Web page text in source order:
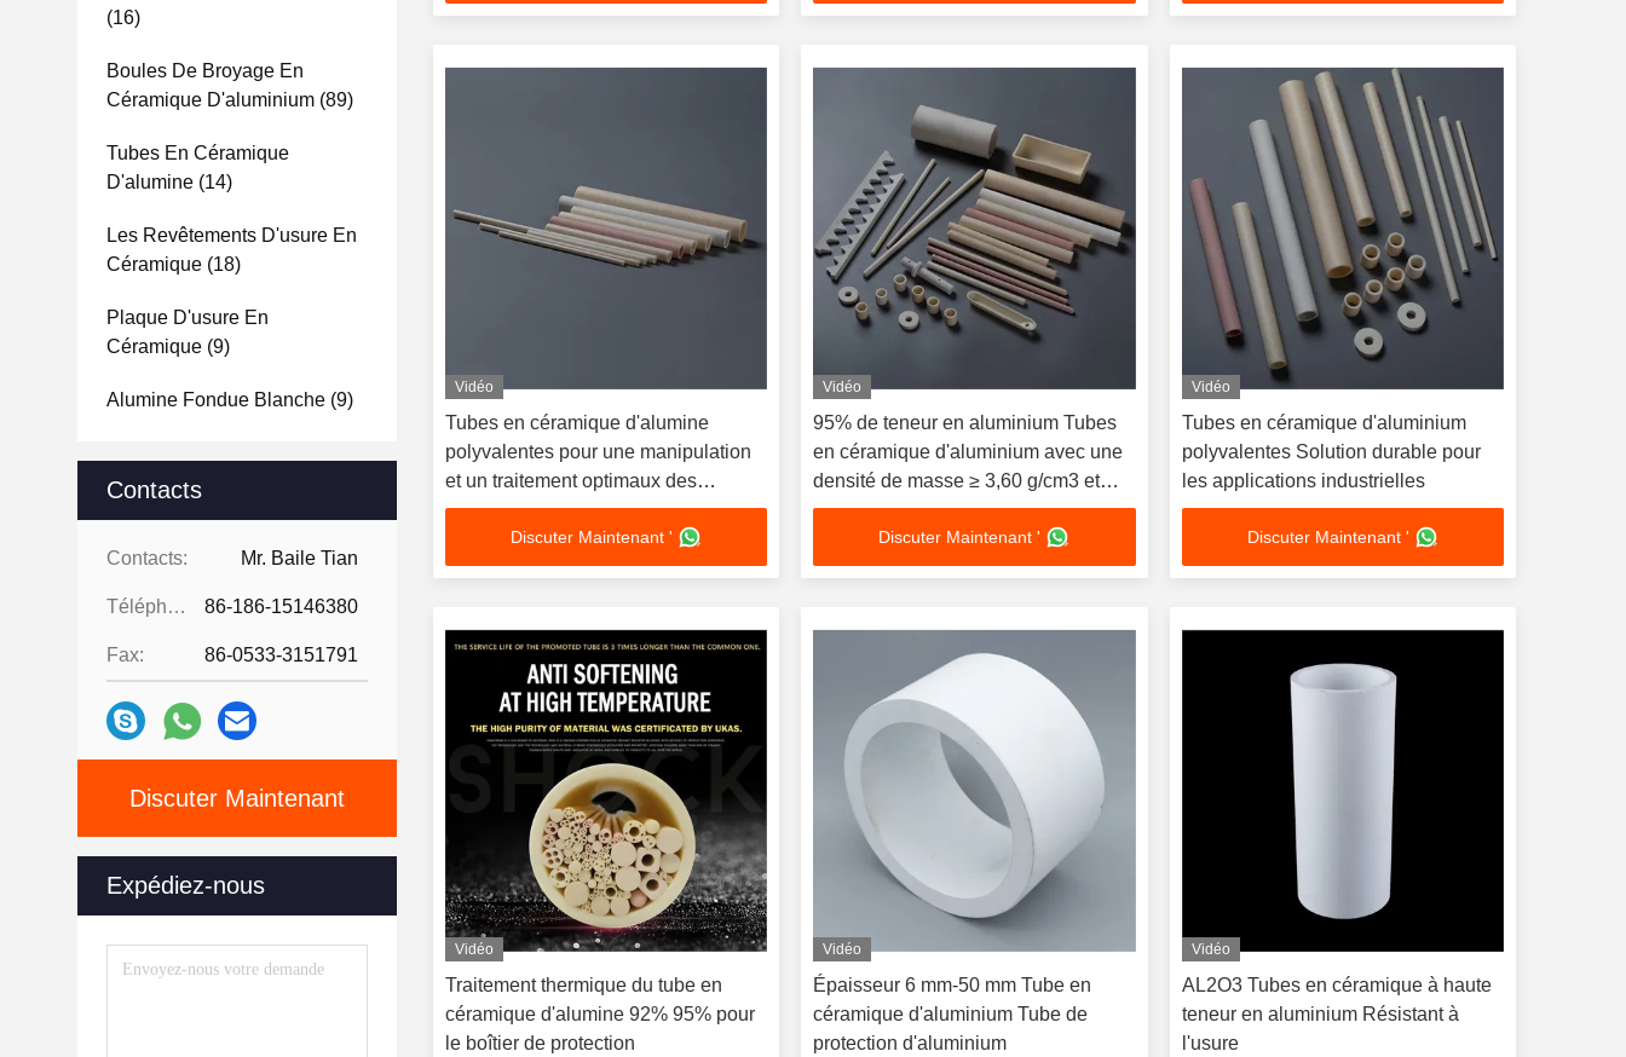
(16)
Boules De Broyage En
Céramique D'aluminium (89)
Tubes En Céramique
D'alumine (14)
Les Revêtements D'usure En
Céramique (18)
Plaque D'usure En
Céramique (9)
Alumine Fondue Blanche (9)
Contacts
Contacts: Mr. Baile Tian
Téléphone: 86-186-15146380
Fax: 86-0533-3151791
Discuter Maintenant
Expédiez-nous
Vidéo
Tubes en céramique d'alumine
polyvalentes pour une manipulation
et un traitement optimaux des
matériaux
Discuter Maintenant '
Vidéo
95% de teneur en aluminium Tubes
en céramique d'aluminium avec une
densité de masse ≥ 3,60 g/cm3 et
une dureté élevée de 9 Mohs
Discuter Maintenant '
Vidéo
Tubes en céramique d'aluminium
polyvalentes Solution durable pour
les applications industrielles
Discuter Maintenant '
Vidéo
Traitement thermique du tube en
céramique d'alumine 92% 95% pour
le boîtier de protection
Vidéo
Épaisseur 6 mm-50 mm Tube en
céramique d'aluminium Tube de
protection d'aluminium
Vidéo
AL2O3 Tubes en céramique à haute
teneur en aluminium Résistant à
l'usure